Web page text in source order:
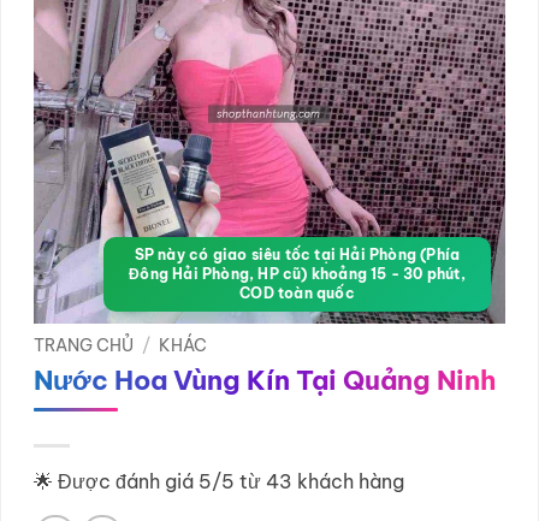
SP này có giao siêu tốc tại Hải Phòng (Phía
Đông Hải Phòng, HP cũ) khoảng 15 - 30 phút,
COD toàn quốc
TRANG CHỦ / KHÁC
Nước Hoa Vùng Kín Tại Quảng Ninh
🌟 Được đánh giá 5/5 từ 43 khách hàng